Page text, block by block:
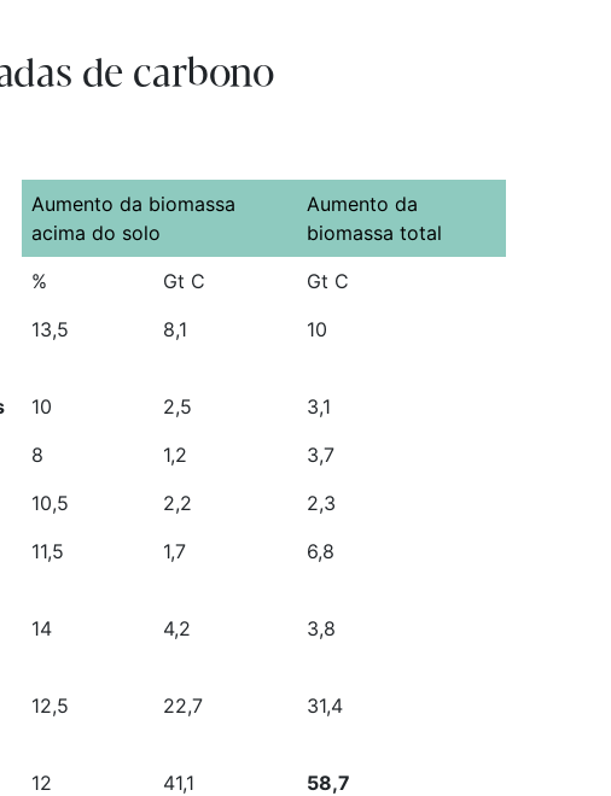
de carbono
Aumento da biomassa
acima do solo
Aumento da
biomassa total
%
Gt C
Gt C
13,5 8,1 10
10 2,5
3,1
8 1,2
3,7
10,5 2,2
2,3
11,5 1,7 6,8
14 4,2 3,8
12,5 22,7 31,4
12 41,1 58,7